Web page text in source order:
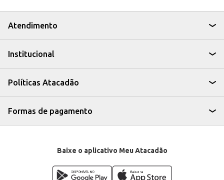
Atendimento
Institucional
Políticas Atacadão
Formas de pagamento
Baixe o aplicativo Meu Atacadão